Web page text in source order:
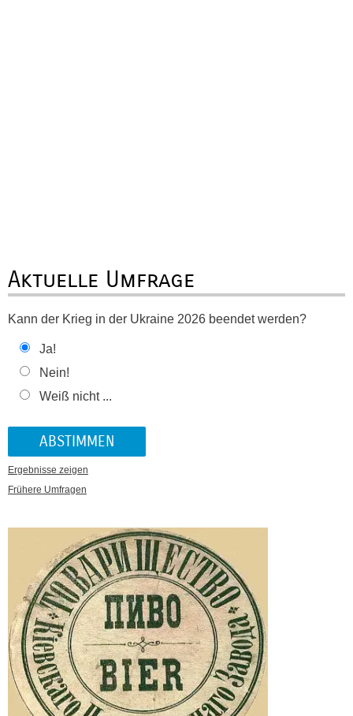
Aktuelle Umfrage
Kann der Krieg in der Ukraine 2026 beendet werden?
Ja!
Nein!
Weiß nicht ...
Ergebnisse zeigen
Frühere Umfragen